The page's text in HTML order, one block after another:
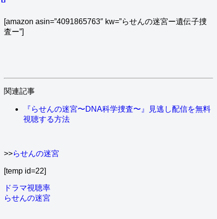
[amazon asin=”4091865763″ kw=”らせんの迷宮ー遺伝子捜
査ー”]
関連記事
『らせんの迷宮〜DNA科学捜査〜』見逃し配信を無料
視聴する方法
>>らせんの迷宮
[temp id=22]
ドラマ視聴率
らせんの迷宮